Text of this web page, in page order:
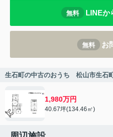
無料 LINEか
無料 お
生石町の中古のおうち 松山市生石
1,980万円
40.67坪(134.46㎡)